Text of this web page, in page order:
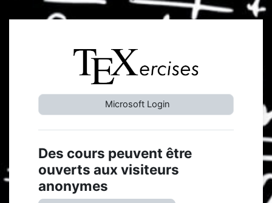
Passer au contenu principal
Connexion à
Microsoft Login
Des cours peuvent être
ouverts aux visiteurs
anonymes